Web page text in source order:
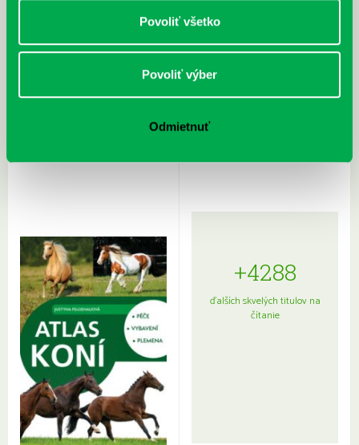
Povoliť všetko
Povoliť výber
Odmietnuť
Sprievodca po hviezdnej oblohe
kompletný sprievodca
+4288
ďalších skvelých titulov na
čítanie